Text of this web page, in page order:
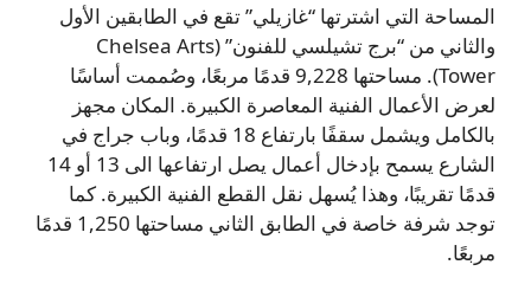
المساحة التي اشترتها “غازيلي” تقع في الطابقين الأول
والثاني من “برج تشيلسي للفنون” (Chelsea Arts
Tower). مساحتها 9,228 قدمًا مربعًا، وصُممت أساسًا
لعرض الأعمال الفنية المعاصرة الكبيرة. المكان مجهز
بالكامل ويشمل سقفًا بارتفاع 18 قدمًا، وباب جراج في
الشارع يسمح بإدخال أعمال يصل ارتفاعها الى 13 أو 14
قدمًا تقريبًا، وهذا يُسهل نقل القطع الفنية الكبيرة. كما
توجد شرفة خاصة في الطابق الثاني مساحتها 1,250 قدمًا
مربعًا.